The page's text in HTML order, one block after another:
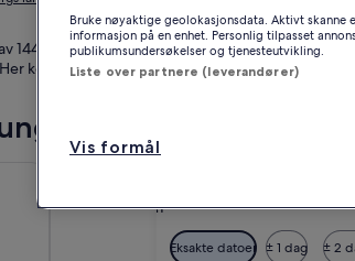
September
2026.
10 11 12 13
24
31
Eksakte datoer ± 1 dag ± 2
144 hus og ferieboliger i Ljungby kommune
kommer du til å finne et overnattingssted
kommune
Bruke nøyaktige geolokasjonsdata. Aktivt
informasjon på en enhet. Personlig tilpasset
publikumsundersøkelser og tjenesteutvikling.
Liste over partnere (leverandører)
Vis formål